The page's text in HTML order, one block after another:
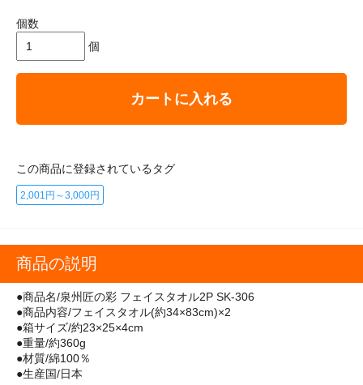
個数
個
カートに入れる
この商品に登録されているタグ
2,001円～3,000円
商品の説明
●商品名/泉州匠の彩 フェイスタオル2P SK-306
●商品内容/フェイスタオル(約34×83cm)×2
●箱サイズ/約23×25×4cm
●重量/約360g
●材質/綿100％
●生産国/日本